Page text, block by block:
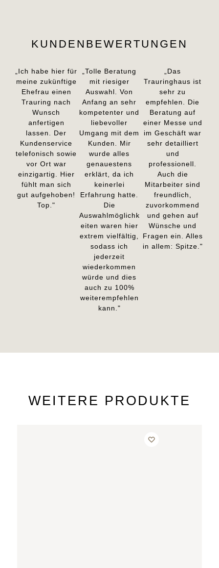
KUNDENBEWERTUNGEN
„Ich habe hier für
meine zukünftige
Ehefrau einen
Trauring nach
Wunsch
anfertigen
lassen. Der
Kundenservice
telefonisch sowie
vor Ort war
einzigartig. Hier
fühlt man sich
gut aufgehoben!
Top."
„Tolle Beratung
mit riesiger
Auswahl. Von
Anfang an sehr
kompetenter und
liebevoller
Umgang mit dem
Kunden. Mir
wurde alles
genauestens
erklärt, da ich
keinerlei
Erfahrung hatte.
Die
Auswahlmöglichk
eiten waren hier
extrem vielfältig,
sodass ich
jederzeit
wiederkommen
würde und dies
auch zu 100%
weiterempfehlen
kann."
„Das
Trauringhaus ist
sehr zu
empfehlen. Die
Beratung auf
einer Messe und
im Geschäft war
sehr detailliert
und
professionell.
Auch die
Mitarbeiter sind
freundlich,
zuvorkommend
und gehen auf
Wünsche und
Fragen ein. Alles
in allem: Spitze."
WEITERE PRODUKTE